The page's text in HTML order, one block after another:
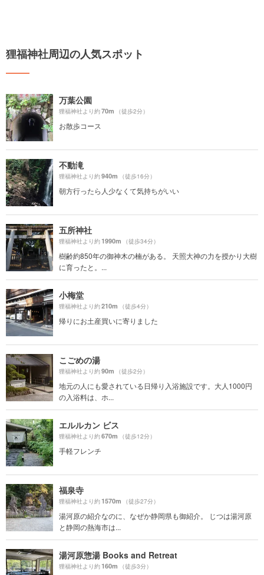
狸福神社周辺の人気スポット
万葉公園
狸福神社より約70m （徒歩2分）
お散歩コース
不動滝
狸福神社より約940m （徒歩16分）
朝方行ったら人少なくて気持ちがいい
五所神社
狸福神社より約1990m （徒歩34分）
樹齢約850年の御神木の楠がある。 天照大神の力を授かり大樹
に育ったと。...
小梅堂
狸福神社より約210m （徒歩4分）
帰りにお土産買いに寄りました
こごめの湯
狸福神社より約90m （徒歩2分）
地元の人にも愛されている日帰り入浴施設です。大人1000円
の入浴料は、ホ...
エルルカン ビス
狸福神社より約670m （徒歩12分）
手軽フレンチ
福泉寺
狸福神社より約1570m （徒歩27分）
湯河原の紹介なのに、なぜか静岡県も御紹介。 じつは湯河原
と静岡の熱海市は...
湯河原惣湯 Books and Retreat
狸福神社より約160m （徒歩3分）